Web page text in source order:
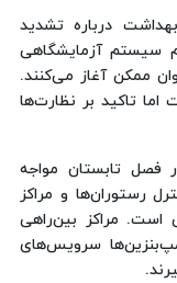
درباره تشدید
سیستم آزمایشگاهی
ممکن آغاز می‌کنند.
تاکید بر نظارت‌ها
فصل تابستان مواجه
رستوران‌ها و مراکز
است. مراکز بین‌راهی
سرویس‌های